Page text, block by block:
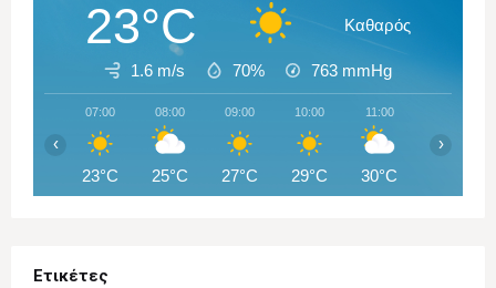
23°C Καθαρός
1.6 m/s 70% 763 mmHg
07:00
23°C
08:00
25°C
09:00
27°C
10:00
29°C
11:00
30°C
‹ ›
Ετικέτες